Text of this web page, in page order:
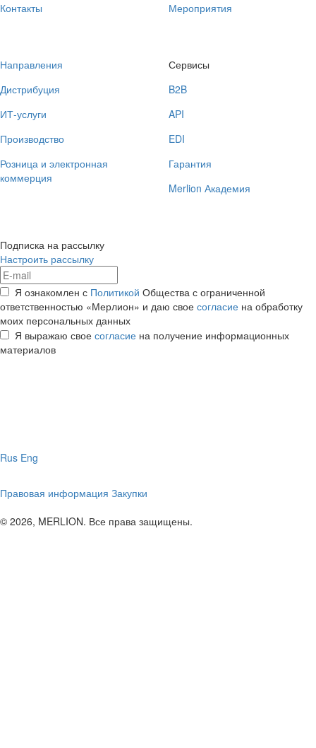
Контакты
Мероприятия
Направления
Дистрибуция
ИТ-услуги
Производство
Розница и электронная
коммерция
Сервисы
B2B
API
EDI
Гарантия
Merlion Академия
Подписка на рассылку
Настроить рассылку
Я ознакомлен с Политикой Общества с ограниченной
ответственностью «Мерлион» и даю свое согласие на обработку
моих персональных данных
Я выражаю свое согласие на получение информационных
материалов
Rus Eng
Правовая информация Закупки
© 2026, MERLION. Все права защищены.